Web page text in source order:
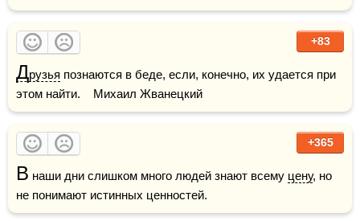
+83
Друзья познаются в беде, если, конечно, их удается при
этом найти.    Михаил Жванецкий
+365
В наши дни слишком много людей знают всему цену, но
не понимают истинных ценностей.